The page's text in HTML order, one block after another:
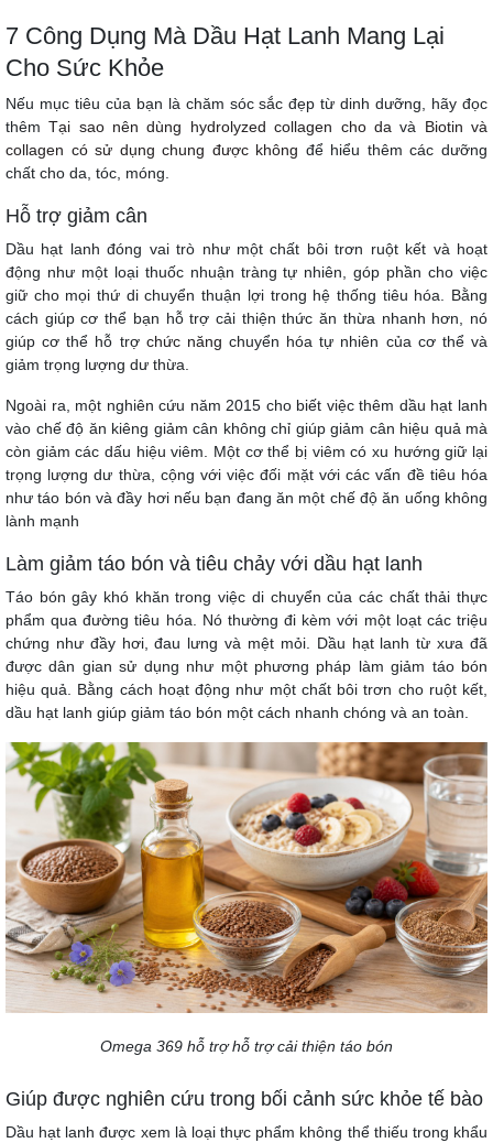
7 Công Dụng Mà Dầu Hạt Lanh Mang Lại
Cho Sức Khỏe
Nếu mục tiêu của bạn là chăm sóc sắc đẹp từ dinh dưỡng, hãy đọc
thêmTại sao nên dùng hydrolyzed collagen cho da và Biotin và
collagen có sử dụng chung được không để hiểu thêm các dưỡng
chất cho da, tóc, móng.
Hỗ trợ giảm cân
Dầu hạt lanh đóng vai trò như một chất bôi trơn ruột kết và hoạt
động như một loại thuốc nhuận tràng tự nhiên, góp phần cho việc
giữ cho mọi thứ di chuyển thuận lợi trong hệ thống tiêu hóa. Bằng
cách giúp cơ thể bạn hỗ trợ cải thiện thức ăn thừa nhanh hơn, nó
giúp cơ thể hỗ trợ chức năng chuyển hóa tự nhiên của cơ thể và
giảm trọng lượng dư thừa.
Ngoài ra, một nghiên cứu năm 2015 cho biết việc thêm dầu hạt lanh
vào chế độ ăn kiêng giảm cân không chỉ giúp giảm cân hiệu quả mà
còn giảm các dấu hiệu viêm. Một cơ thể bị viêm có xu hướng giữ lại
trọng lượng dư thừa, cộng với việc đối mặt với các vấn đề tiêu hóa
như táo bón và đầy hơi nếu bạn đang ăn một chế độ ăn uống không
lành mạnh
Làm giảm táo bón và tiêu chảy với dầu hạt lanh
Táo bón gây khó khăn trong việc di chuyển của các chất thải thực
phẩm qua đường tiêu hóa. Nó thường đi kèm với một loạt các triệu
chứng như đầy hơi, đau lưng và mệt mỏi. Dầu hạt lanh từ xưa đã
được dân gian sử dụng như một phương pháp làm giảm táo bón
hiệu quả. Bằng cách hoạt động như một chất bôi trơn cho ruột kết,
dầu hạt lanh giúp giảm táo bón một cách nhanh chóng và an toàn.
Omega 369 hỗ trợ hỗ trợ cải thiện táo bón
Giúp được nghiên cứu trong bối cảnh sức khỏe tế bào
Dầu hạt lanh được xem là loại thực phẩm không thể thiếu trong khẩu